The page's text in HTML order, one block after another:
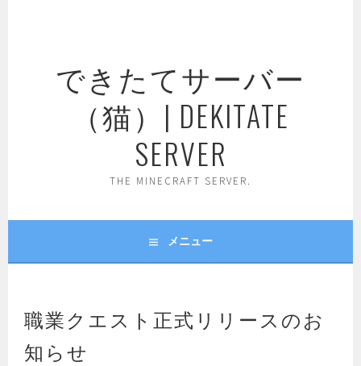
できたてサーバー
（猫）| DEKITATE
SERVER
THE MINECRAFT SERVER.
メニュー
職業クエスト正式リリースのお
知らせ